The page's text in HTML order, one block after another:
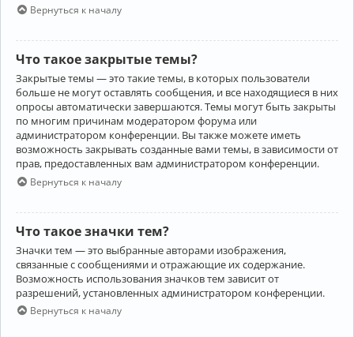
Вернуться к началу
Что такое закрытые темы?
Закрытые темы — это такие темы, в которых пользователи
больше не могут оставлять сообщения, и все находящиеся в них
опросы автоматически завершаются. Темы могут быть закрыты
по многим причинам модератором форума или
администратором конференции. Вы также можете иметь
возможность закрывать созданные вами темы, в зависимости от
прав, предоставленных вам администратором конференции.
Вернуться к началу
Что такое значки тем?
Значки тем — это выбранные авторами изображения,
связанные с сообщениями и отражающие их содержание.
Возможность использования значков тем зависит от
разрешений, установленных администратором конференции.
Вернуться к началу